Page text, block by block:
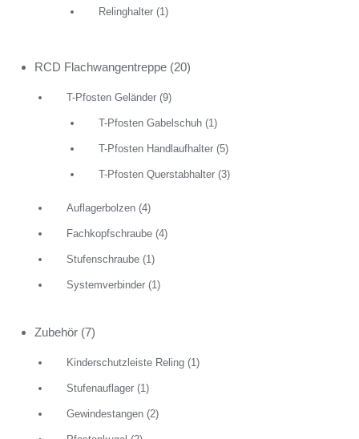
Relinghalter (1)
RCD Flachwangentreppe (20)
T-Pfosten Geländer (9)
T-Pfosten Gabelschuh (1)
T-Pfosten Handlaufhalter (5)
T-Pfosten Querstabhalter (3)
Auflagerbolzen (4)
Fachkopfschraube (4)
Stufenschraube (1)
Systemverbinder (1)
Zubehör (7)
Kinderschutzleiste Reling (1)
Stufenauflager (1)
Gewindestangen (2)